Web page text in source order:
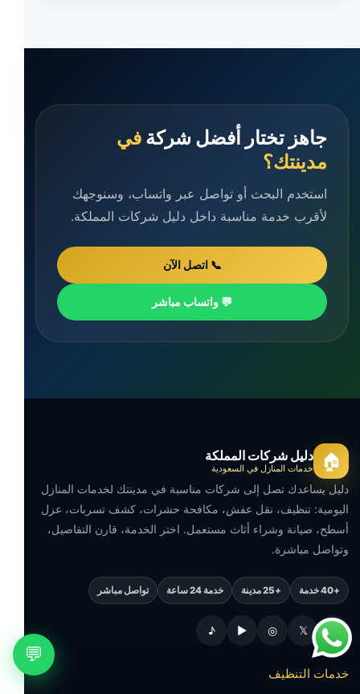
💬
جاهز تختار أفضل شركة في
مدينتك؟
استخدم البحث أو تواصل عبر واتساب، وسنوجهك
لأقرب خدمة مناسبة داخل دليل شركات المملكة.
📞 اتصل الآن
💬 واتساب مباشر
🏠 دليل شركات المملكة
خدمات المنازل في السعودية
دليل يساعدك تصل إلى شركات مناسبة في مدينتك لخدمات المنازل
اليومية: تنظيف، نقل عفش، مكافحة حشرات، كشف تسربات، عزل
أسطح، صيانة وشراء أثاث مستعمل. اختر الخدمة، قارن التفاصيل،
وتواصل مباشرة.
+40 خدمة +25 مدينة خدمة 24 ساعة تواصل مباشر
𝕏
◎
▶
♪
خدمات التنظيف